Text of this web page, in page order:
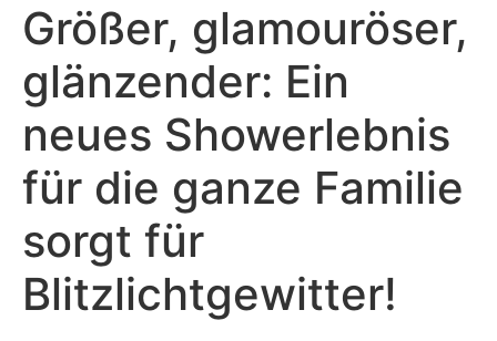
Größer, glamouröser,
glänzender: Ein
neues Showerlebnis
für die ganze Familie
sorgt für
Blitzlichtgewitter!